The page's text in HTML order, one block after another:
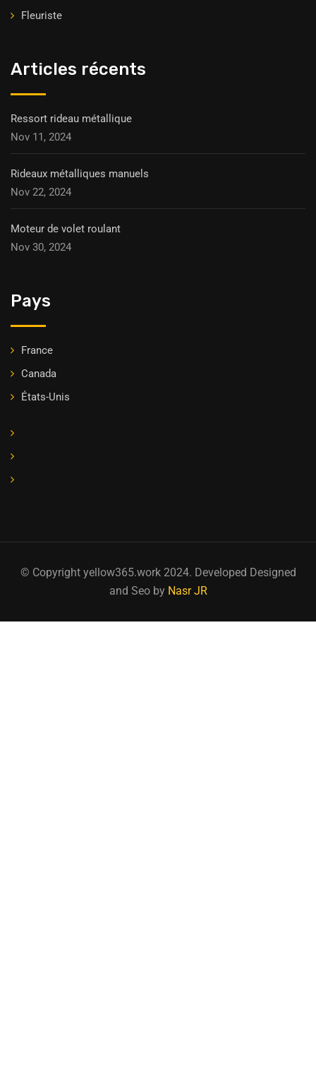
Fleuriste
Articles récents
Ressort rideau métallique
Nov 11, 2024
Rideaux métalliques manuels
Nov 22, 2024
Moteur de volet roulant
Nov 30, 2024
Pays
France
Canada
États-Unis
© Copyright yellow365.work 2024. Developed Designed
and Seo by Nasr JR